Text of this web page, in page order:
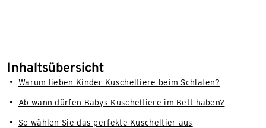
Inhaltsübersicht
Warum lieben Kinder Kuscheltiere beim Schlafen?
Ab wann dürfen Babys Kuscheltiere im Bett haben?
So wählen Sie das perfekte Kuscheltier aus